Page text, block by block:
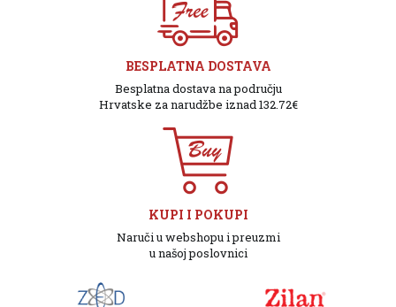
BESPLATNA DOSTAVA
Besplatna dostava na području
Hrvatske za narudžbe iznad 132.72€
KUPI I POKUPI
Naruči u webshopu i preuzmi
u našoj poslovnici